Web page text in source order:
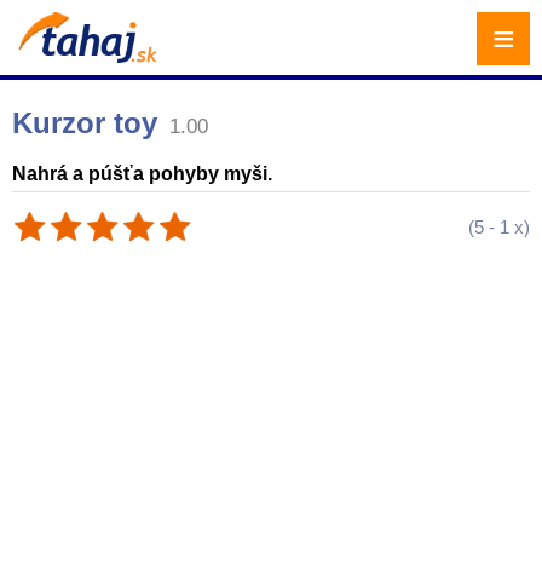
Kurzor toy 1.00
Nahrá a púšťa pohyby myši.
(5 - 1 x)
≡